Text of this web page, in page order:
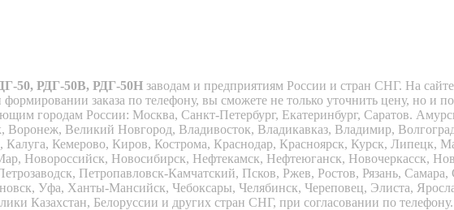
50, РДГ-50В, РДГ-50Н заводам и предприятиям России и стран СНГ. На
заказа по телефону, вы сможете не только уточнить цену, но и
городам России: Москва, Санкт-Петербург, Екатеринбург, Саратов.
Воронеж, Великий Новгород, Владивосток, Владикавказ, Владимир,
Кемерово, Киров, Кострома, Краснодар, Красноярск, Курск,
Новороссийск, Новосибирск, Нефтекамск, Нефтеюганск, Новочеркасск,
Петропавловск-Камчатский, Псков, Ржев, Ростов, Рязань,
Уфа, Ханты-Мансийск, Чебоксары, Челябинск, Череповец, Элиста,
Казахстан, Белоруссии и других стран СНГ, при согласовании по телефону.